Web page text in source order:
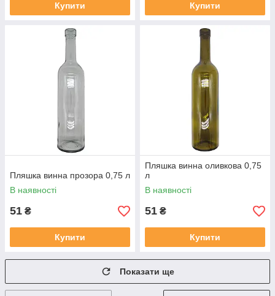
Купити Купити
Пляшка винна прозора 0,75 л
В наявності
51 ₴
Купити
Пляшка винна оливкова 0,75
л
В наявності
51 ₴
Купити
Показати ще